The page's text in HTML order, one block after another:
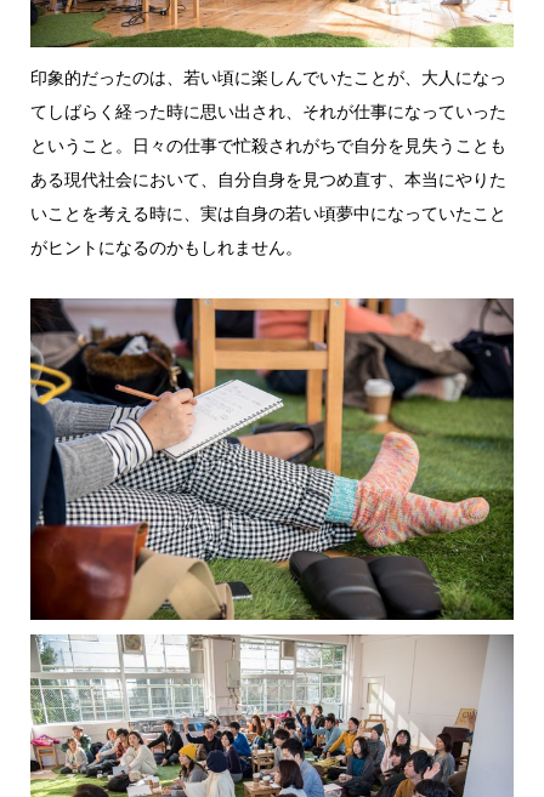
印象的だったのは、若い頃に楽しんでいたことが、大人になっ
てしばらく経った時に思い出され、それが仕事になっていった
ということ。日々の仕事で忙殺されがちで自分を見失うことも
ある現代社会において、自分自身を見つめ直す、本当にやりた
いことを考える時に、実は自身の若い頃夢中になっていたこと
がヒントになるのかもしれません。